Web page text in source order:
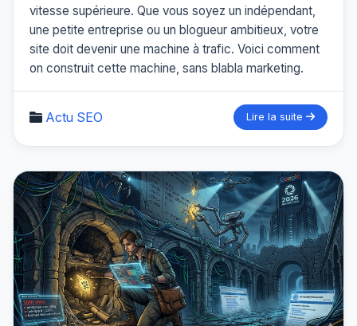
vitesse supérieure. Que vous soyez un indépendant,
une petite entreprise ou un blogueur ambitieux, votre
site doit devenir une machine à trafic. Voici comment
on construit cette machine, sans blabla marketing.
Actu SEO Lire la suite